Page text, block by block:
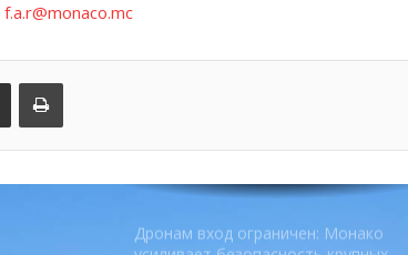
f.a.r@monaco.mc
Поделиться по электронной почте Распечатать
FESTIVAL готовит вечер мирового
мероприятий
Монако готовит генеральный план